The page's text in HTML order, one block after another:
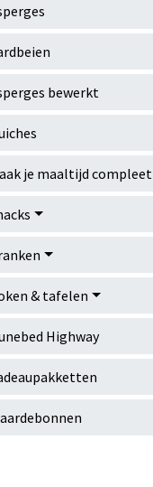
bewerkt
je maaltijd compleet
& tafelen
Highway